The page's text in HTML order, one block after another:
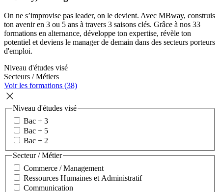
On ne s’improvise pas leader, on le devient. Avec MBway, construis
ton avenir en 3 ou 5 ans à travers 3 saisons clés. Grâce à nos 33
formations en alternance, développe ton expertise, révèle ton
potentiel et deviens le manager de demain dans des secteurs porteurs
d'emploi.
Niveau d'études visé
Secteurs / Métiers
Voir les formations (38)
Niveau d'études visé
Bac + 3
Bac + 5
Bac + 2
Secteur / Métier
Commerce / Management
Ressources Humaines et Administratif
Communication